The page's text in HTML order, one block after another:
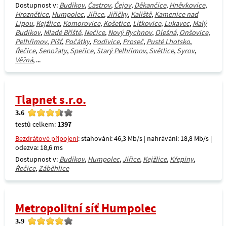
Dostupnost v: Budíkov, Častrov, Čejov, Děkančice, Hněvkovice,
Hroznětice, Humpolec, Jiřice, Jiřičky, Kaliště, Kamenice nad
Lipou, Kejžlice, Komorovice, Košetice, Lítkovice, Lukavec, Malý
Budíkov, Mladé Bříště, Nečice, Nový Rychnov, Olešná, Onšovice,
Pelhřimov, Píšť, Počátky, Podivice, Proseč, Pusté Lhotsko,
Řečice, Senožaty, Speřice, Starý Pelhřimov, Světlice, Syrov,
Věžná, ...
Tlapnet s.r.o.
3.6
testů celkem: 1397
Bezdrátové připojení: stahování: 46,3 Mb/s | nahrávání: 18,8 Mb/s |
odezva: 18,6 ms
Dostupnost v: Budíkov, Humpolec, Jiřice, Kejžlice, Křepiny,
Řečice,Záběhlice
Metropolitní síť Humpolec
3.9